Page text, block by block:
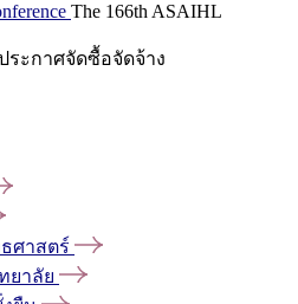
The 166th ASAIHL
ระกาศจัดซื้อจัดจ้าง
ศาสตร์
ยาลัย